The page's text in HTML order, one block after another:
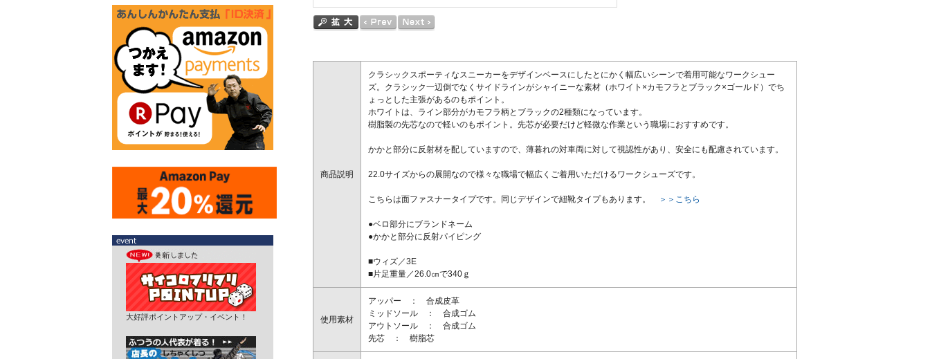
大好評ポイントアップ・イベント！
商品説明
クラシックスポーティなスニーカーをデザインベースにしたとにかく幅広いシーンで着用可能なワークシュー
ズ。クラシック一辺倒でなくサイドラインがシャイニーな素材（ホワイト×カモフラとブラック×ゴールド）でち
ょっとした主張があるのもポイント。
ホワイトは、ライン部分がカモフラ柄とブラックの2種類になっています。
樹脂製の先芯なので軽いのもポイント。先芯が必要だけど軽微な作業という職場におすすめです。
かかと部分に反射材を配していますので、薄暮れの対車両に対して視認性があり、安全にも配慮されています。
22.0サイズからの展開なので様々な職場で幅広くご着用いただけるワークシューズです。
こちらは面ファスナータイプです。同じデザインで紐靴タイプもあります。 ＞＞こちら
●ベロ部分にブランドネーム
●かかと部分に反射パイピング
■ウィズ／3E
■片足重量／26.0㎝で340ｇ
使用素材
アッパー ： 合成皮革
ミッドソール ： 合成ゴム
アウトソール ： 合成ゴム
先芯 ： 樹脂芯